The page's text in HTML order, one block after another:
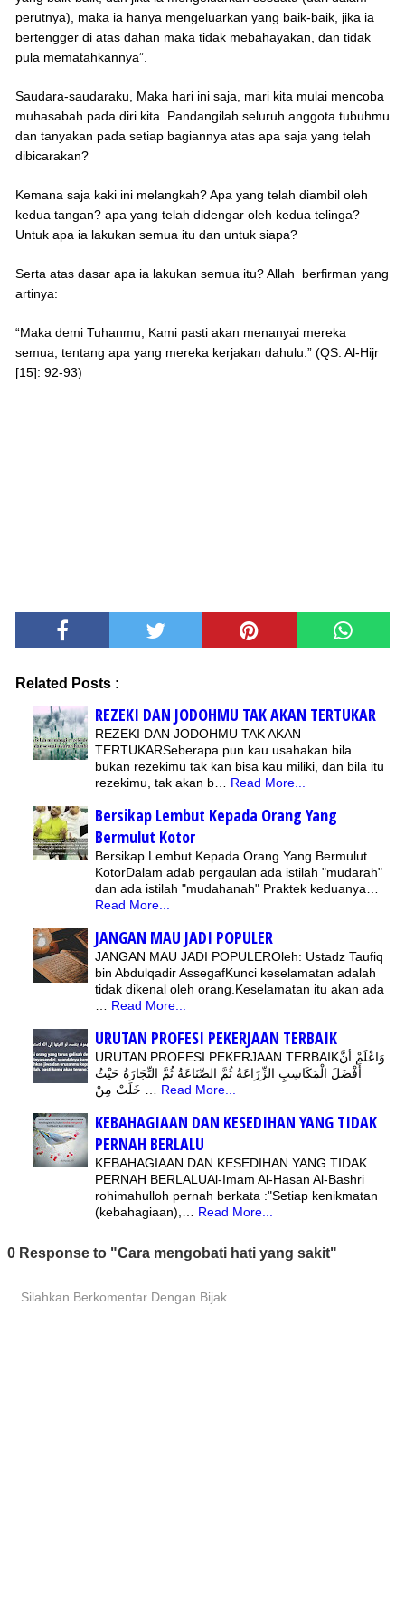
perutnya), maka ia hanya mengeluarkan yang baik-baik, jika ia
bertengger di atas dahan maka tidak mebahayakan, dan tidak
pula mematahkannya”.
Saudara-saudaraku, Maka hari ini saja, mari kita mulai mencoba
muhasabah pada diri kita. Pandangilah seluruh anggota tubuhmu
dan tanyakan pada setiap bagiannya atas apa saja yang telah
dibicarakan?
Kemana saja kaki ini melangkah? Apa yang telah diambil oleh
kedua tangan? apa yang telah didengar oleh kedua telinga?
Untuk apa ia lakukan semua itu dan untuk siapa?
Serta atas dasar apa ia lakukan semua itu? Allah berfirman yang
artinya:
“Maka demi Tuhanmu, Kami pasti akan menanyai mereka
semua, tentang apa yang mereka kerjakan dahulu.” (QS. Al-Hijr
[15]: 92-93)
Related Posts :
REZEKI DAN JODOHMU TAK AKAN TERTUKAR
REZEKI DAN JODOHMU TAK AKAN
TERTUKARSeberapa pun kau usahakan bila
bukan rezekimu tak kan bisa kau miliki, dan bila itu
rezekimu, tak akan b… Read More...
Bersikap Lembut Kepada Orang Yang
Bermulut Kotor
Bersikap Lembut Kepada Orang Yang Bermulut
KotorDalam adab pergaulan ada istilah "mudarah"
dan ada istilah "mudahanah" Praktek keduanya…
Read More...
JANGAN MAU JADI POPULER
JANGAN MAU JADI POPULEROleh: Ustadz Taufiq
bin Abdulqadir AssegafKunci keselamatan adalah
tidak dikenal oleh orang.Keselamatan itu akan ada
… Read More...
URUTAN PROFESI PEKERJAAN TERBAIK
URUTAN PROFESI PEKERJAAN TERBAIKوَاعْلَمْ أَنَّ
أَفْضَلَ الْمَكَاسِبِ الزِّرَاعَةُ ثُمَّ الصِّنَاعَةُ ثُمَّ التِّجَارَةُ حَيْثُ
خَلَتْ مِنْ … Read More...
KEBAHAGIAAN DAN KESEDIHAN YANG TIDAK
PERNAH BERLALU
KEBAHAGIAAN DAN KESEDIHAN YANG TIDAK
PERNAH BERLALUAl-Imam Al-Hasan Al-Bashri
rohimahulloh pernah berkata :"Setiap kenikmatan
(kebahagiaan),… Read More...
0 Response to "Cara mengobati hati yang sakit"
Silahkan Berkomentar Dengan Bijak